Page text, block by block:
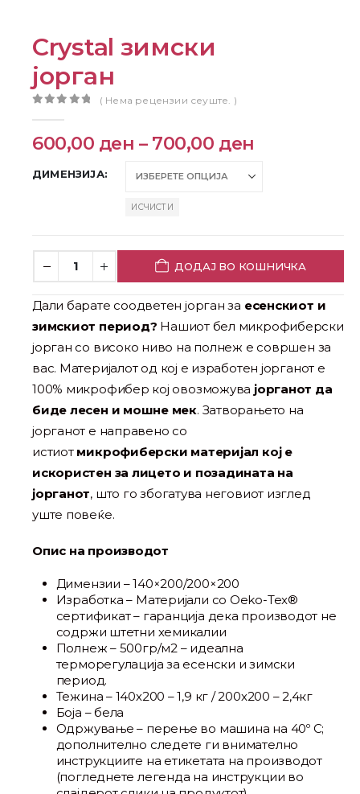
Crystal зимски
јорган
( Нема рецензии сеуште. )
600,00 ден – 700,00 ден
ДИМЕНЗИЈА
ИСЧИСТИ
ДОДАЈ ВО КОШНИЧКА
Дали барате соодветен јорган за есенскиот и
зимскиот период? Нашиот бел микрофиберски
јорган со високо ниво на полнеж е совршен за
вас. Материјалот од кој е изработен јорганот е
100% микрофибер кој овозможува јорганот да
биде лесен и мошне мек. Затворањето на
јорганот е направено со
истиот микрофиберски материјал кој е
искористен за лицето и позадината на
јорганот, што го збогатува неговиот изглед
уште повеќе.
Опис на производот
Димензии – 140×200/200×200
Изработка – Материјали со Oeko-Tex®
сертификат – гаранција дека производот не
содржи штетни хемикалии
Полнеж – 500гр/м2 – идеална
терморегулација за есенски и зимски
период.
Тежина – 140х200 – 1,9 кг / 200х200 – 2,4кг
Боја – бела
Одржување – перење во машина на 40º C;
дополнително следете ги внимателно
инструкциите на етикетата на производот
(погледнете легенда на инструкции во